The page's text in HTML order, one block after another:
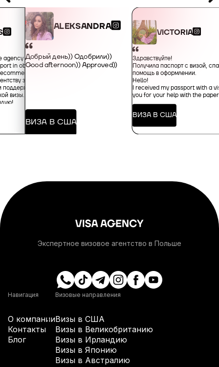
+355
+213
+1-684
+244
+1-268
+374
+61
+43
agency for their
in obtaining an
за
в
визы.
ALEKSANDRA
Добрый день)) Одобрили))
Good afternoon)) Approved))
ВИЗА В США
VICTORIA
Здравствуйте!
Получила паспорт с визой,
помощь в оформлении.
Hello!
I received my passport with a
you for your help with the
ВИЗА В США
Экспертное визовое агентство в Польше
Визовые направления
Визы в США
Визы в Великобританию
Визы в Ирландию
Визы в Японию
Визы в Австралию
Навигация
О компании
Контакты
Блог